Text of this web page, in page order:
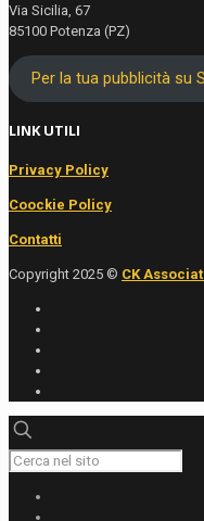
Via Sicilia, 67
85100 Potenza (PZ)
Per la tua pubblicità su
LINK UTILI
Privacy Policy
Coockie Policy
Contatti
Copyright 2025 © CK